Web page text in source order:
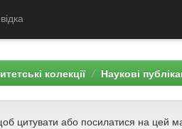
колекції Наукові
цитувати або посилатися на цей